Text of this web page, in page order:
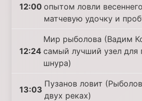
12:00 опытом ловли
матчевую удочку и
12:24
Мир рыболова (Вадим
самый лучший узел для
шнура)
13:03
Пузанов ловит
двух реках)